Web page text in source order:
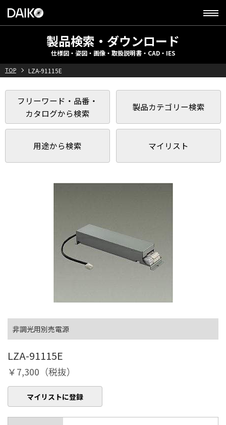
製品検索・ダウンロード
仕様図・姿図・画像・取扱説明書・CAD・IES
TOP LZA-91115E
フリーワード・品番・
カタログから検索
製品カテゴリー検索
用途から検索 マイリスト
非調光用別売電源
LZA-91115E
￥7,300（税抜）
マイリストに登録